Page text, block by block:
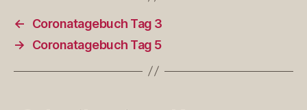
←
Coronatagebuch Tag 3
→
Coronatagebuch Tag 5